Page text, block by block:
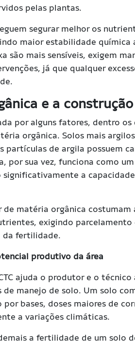
pelas plantas.
segurar melhor os
maior estabilidade química
são mais sensíveis, exigem
já que qualquer
e a construção
por alguns fatores, dentro os
orgânica. Solos mais
partículas de argila possuem
por sua vez, funciona como
a
de matéria orgânica costumam
exigindo parcelamento
da fertilidade.
produtivo da área
ajuda o produtor e o
manejo de solo. Um solo
bases, doses maiores de
a variações climáticas.
a fertilidade de um solo